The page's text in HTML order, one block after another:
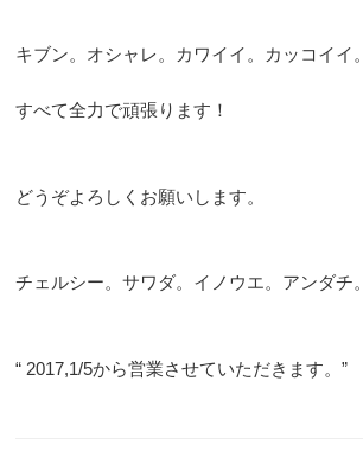
キブン。オシャレ。カワイイ。カッコイイ。
すべて全力で頑張ります！
どうぞよろしくお願いします。
チェルシー。サワダ。イノウエ。アンダチ。
“ 2017,1/5から営業させていただきます。”